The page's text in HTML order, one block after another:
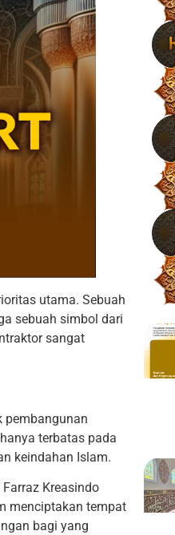
utama. Sebuah
sebuah simbol dari
sangat
pembangunan
terbatas pada
keindahan Islam.
Kreasindo
menciptakan tempat
bagi yang